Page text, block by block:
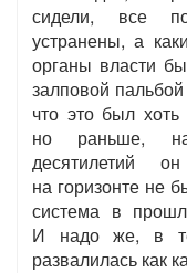
сидели, все
устранены, а
органы власти
залповой
что это был хоть
но раньше,
десятилетий
на горизонте не
система в
И надо же, в
развалилась как